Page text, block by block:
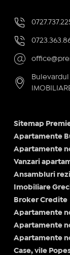
Bulevardul
Sitemap
Apartamente
Apartamente
Vanzari
Ansambluri
Imobiliare
Broker Credite
Apartamente
Apartamente
Apartamente
Case, vile